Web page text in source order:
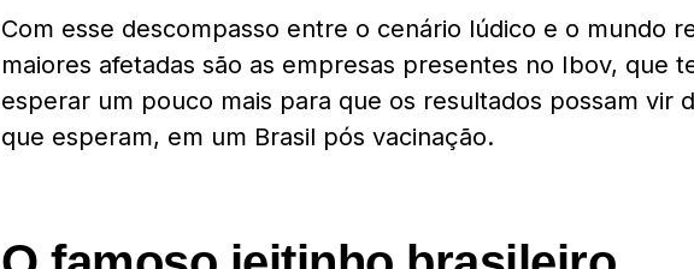
Com esse descompasso entre o cenário lúdico e o mundo
maiores afetadas são as empresas presentes no Ibov, que
esperar um pouco mais para que os resultados possam vir
que esperam, em um Brasil pós vacinação.